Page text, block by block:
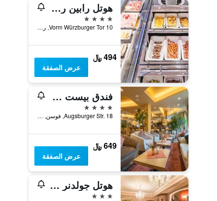
هوتل رابين روتنبورغ أوب دير تاوبر
4 نجوم
Vorm Würzburger Tor 10, روثينبورغ اوب در تاوبر, بافاريا, ألمانيا
494 ﷼
عرض الصفقة
فندق بيست ويسترن بلص فوسن
4 نجوم
Augsburger Str. 18, فوسن, بافاريا, ألمانيا
649 ﷼
عرض الصفقة
هوتل جولدنر هيرش
3 نجوم